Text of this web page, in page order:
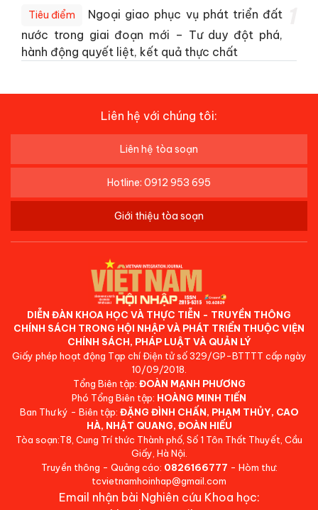
Tiêu điểm
Ngoại giao phục vụ phát triển đất
nước trong giai đoạn mới – Tư duy đột phá,
hành động quyết liệt, kết quả thực chất
Liên hệ với chúng tôi:
Liên hệ tòa soạn
Hotline: 0912 953 695
Giới thiệu tòa soạn
DIỄN ĐÀN KHOA HỌC VÀ THỰC TIỄN - TRUYỀN THÔNG
CHÍNH SÁCH TRONG HỘI NHẬP VÀ PHÁT TRIỂN THUỘC VIỆN
CHÍNH SÁCH, PHÁP LUẬT VÀ QUẢN LÝ
Giấy phép hoạt động Tạp chí Điện tử số 329/GP-BTTTT cấp ngày
10/09/2018.
Tổng Biên tập: ĐOÀN MẠNH PHƯƠNG
Phó Tổng Biên tập: HOÀNG MINH TIẾN
Ban Thư ký - Biên tập: ĐẶNG ĐÌNH CHẤN, PHẠM THỦY, CAO
HÀ, NHẬT QUANG, ĐOÀN HIẾU
Tòa soạn:T8, Cung Trí thức Thành phố, Số 1 Tôn Thất Thuyết, Cầu
Giấy, Hà Nội.
Truyền thông - Quảng cáo: 0826166777 - Hòm thư:
tcvietnamhoinhap@gmail.com
Email nhận bài Nghiên cứu Khoa học: